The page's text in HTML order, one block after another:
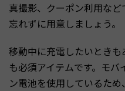
真撮影、クーポン利用な
忘れずに用意しましょう。
移動中に充電したいとき
も必須アイテムです。モ
ン電池を使用しているた